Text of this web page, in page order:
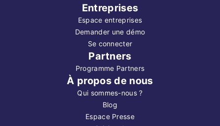
Entreprises
Espace entreprises
Demander une démo
Se connecter
Partners
Programme Partners
À propos de nous
Qui sommes-nous ?
Blog
Espace Presse